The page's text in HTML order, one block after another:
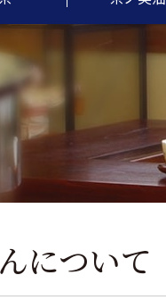
について